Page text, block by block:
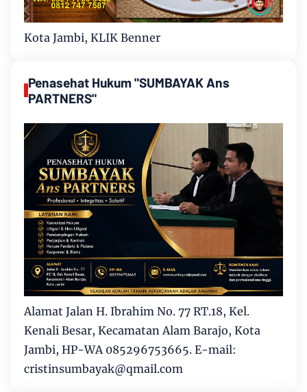
Kota Jambi, KLIK Benner
Penasehat Hukum "SUMBAYAK Ans
PARTNERS"
Alamat Jalan H. Ibrahim No. 77 RT.18, Kel.
Kenali Besar, Kecamatan Alam Barajo, Kota
Jambi, HP-WA 085296753665. E-mail:
cristinsumbayak@qmail.com